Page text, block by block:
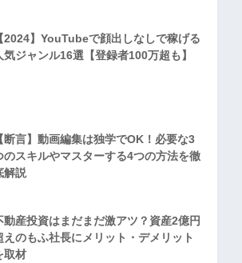
【2024】YouTubeで顔出しなしで稼げる
気ジャンル16選【登録者100万超も】
【断言】動画編集は独学でOK！必要な3
のスキルやマスターする4つの方法を徹
解説
動産投資はまだまだ激アツ？資産2億円
えのもふ社長にメリット・デメリット
取材